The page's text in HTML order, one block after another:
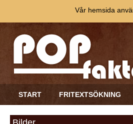
START FRITEXTSÖKNING
Vår hemsida